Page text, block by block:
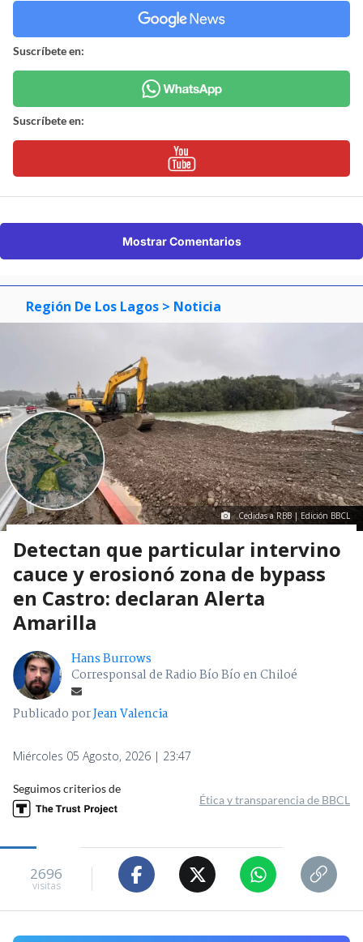
Suscríbete en:
Suscríbete en:
Mostrar Comentarios
Región De Los Lagos > Noticia
Cedidas a RBB | Edición BBCL
Detectan que particular intervino
cauce y erosionó zona de bypass
en Castro: declaran Alerta
Amarilla
Hans Burrows
Corresponsal de Radio Bío Bío en Chiloé
Publicado porJean Valencia
Miércoles 05 Agosto, 2026 | 23:47
Seguimos criterios de
Ética y transparencia de BBCL
2696
visitas